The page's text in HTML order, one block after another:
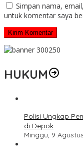
Simpan nama,
untuk komentar saya
HUKUM
Polisi Ungkap
di Depok
Minggu, 9